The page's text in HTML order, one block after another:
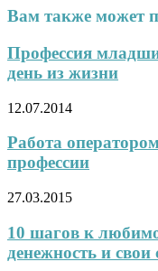
Вам также может
Профессия
день из жизни
12.07.2014
Работа
профессии
27.03.2015
10 шагов к
денежность и свои